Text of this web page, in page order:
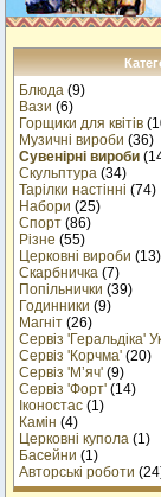
Блюда (9)
Вази (6)
Горщики для квітів
Музичнi вироби (36)
Сувенірні вироби
Скульптура (34)
Тарілки настінні (74)
Набори (25)
Спорт (86)
Різне (55)
Церковні вироби (13)
Cкарбничка (7)
Попільнички (39)
Годинники (9)
Магніт (26)
Сервіз 'Геральдіка'
Сервіз 'Корчма' (20)
Сервіз 'М’яч' (9)
Сервіз 'Форт' (14)
Іконостас (1)
Камін (4)
Церковні купола (1)
Басейни (1)
Авторські роботи